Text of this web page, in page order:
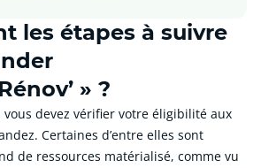
les étapes à suivre
» ?
vous devez vérifier votre éligibilité aux
Certaines d’entre elles sont
de ressources matérialisé, comme vu